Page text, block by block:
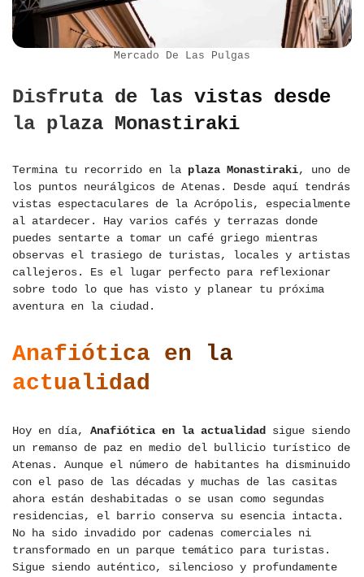
Mercado De Las Pulgas
Disfruta de las vistas desde
la plaza Monastiraki
Termina tu recorrido en la plaza Monastiraki, uno de
los puntos neurálgicos de Atenas. Desde aquí tendrás
vistas espectaculares de la Acrópolis, especialmente
al atardecer. Hay varios cafés y terrazas donde
puedes sentarte a tomar un café griego mientras
observas el trasiego de turistas, locales y artistas
callejeros. Es el lugar perfecto para reflexionar
sobre todo lo que has visto y planear tu próxima
aventura en la ciudad.
Anafiótica en la
actualidad
Hoy en día, Anafiótica en la actualidad sigue siendo
un remanso de paz en medio del bullicio turístico de
Atenas. Aunque el número de habitantes ha disminuido
con el paso de las décadas y muchas de las casitas
ahora están deshabitadas o se usan como segundas
residencias, el barrio conserva su esencia intacta.
No ha sido invadido por cadenas comerciales ni
transformado en un parque temático para turistas.
Sigue siendo auténtico, silencioso y profundamente